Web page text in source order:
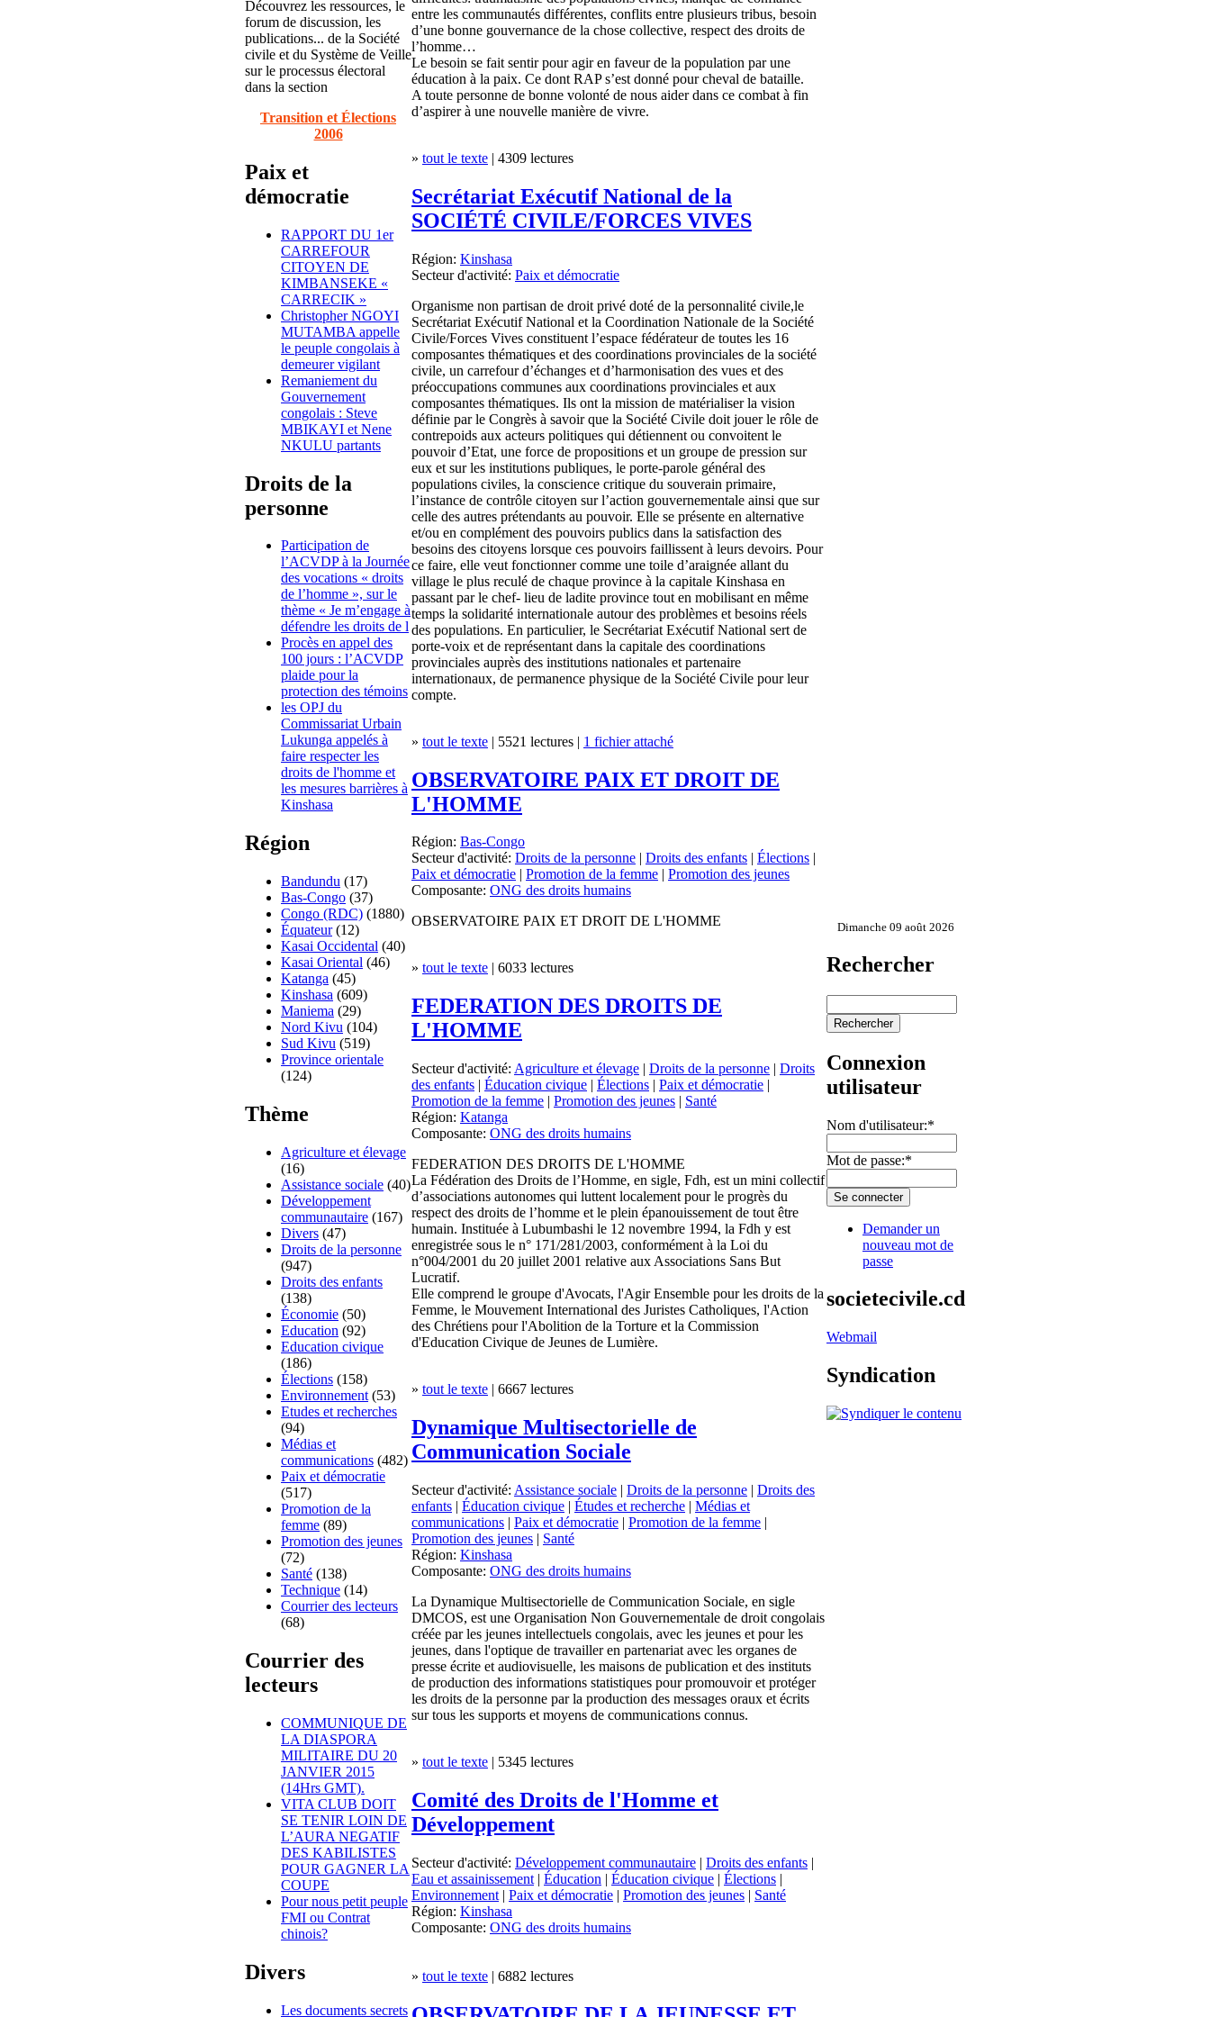
Découvrez les ressources, le
forum de discussion, les
publications... de la Société
civile et du Système de Veille
sur le processus électoral
dans la section
Transition et Élections
2006
Paix et
démocratie
RAPPORT DU 1er
CARREFOUR
CITOYEN DE
KIMBANSEKE «
CARRECIK »
Christopher NGOYI
MUTAMBA appelle
le peuple congolais à
demeurer vigilant
Remaniement du
Gouvernement
congolais : Steve
MBIKAYI et Nene
NKULU partants
Droits de la
personne
Participation de
l’ACVDP à la Journée
des vocations « droits
de l’homme », sur le
thème « Je m’engage à
défendre les droits de l
Procès en appel des
100 jours : l’ACVDP
plaide pour la
protection des témoins
les OPJ du
Commissariat Urbain
Lukunga appelés à
faire respecter les
droits de l'homme et
les mesures barrières à
Kinshasa
Région
Bandundu (17)
Bas-Congo (37)
Congo (RDC) (1880)
Équateur(12)
Kasai Occidental (40)
Kasai Oriental (46)
Katanga (45)
Kinshasa (609)
Maniema (29)
Nord Kivu (104)
Sud Kivu (519)
Province orientale
(124)
Thème
Agriculture et élevage
(16)
Assistance sociale (40)
Développement
communautaire (167)
Divers (47)
Droits de la personne
(947)
Droits des enfants
(138)
Économie (50)
Education (92)
Education civique
(186)
Élections (158)
Environnement (53)
Etudes et recherches
(94)
Médias et
communications (482)
Paix et démocratie
(517)
Promotion de la
femme (89)
Promotion des jeunes
(72)
Santé (138)
Technique (14)
Courrier des lecteurs
(68)
Courrier des
lecteurs
COMMUNIQUE DE
LA DIASPORA
MILITAIRE DU 20
JANVIER 2015
(14Hrs GMT).
VITA CLUB DOIT
SE TENIR LOIN DE
L’AURA NEGATIF
DES KABILISTES
POUR GAGNER LA
COUPE
Pour nous petit peuple
FMI ou Contrat
chinois?
Divers
Les documents secrets
entre les communautés différentes, conflits entre plusieurs tribus, besoin
d’une bonne gouvernance de la chose collective, respect des droits de
l’homme…
Le besoin se fait sentir pour agir en faveur de la population par une
éducation à la paix. Ce dont RAP s’est donné pour cheval de bataille.
A toute personne de bonne volonté de nous aider dans ce combat à fin
d’aspirer à une nouvelle manière de vivre.
» tout le texte | 4309 lectures
Secrétariat Exécutif National de la
SOCIÉTÉ CIVILE/FORCES VIVES
Région: Kinshasa
Secteur d'activité: Paix et démocratie
Organisme non partisan de droit privé doté de la personnalité civile,le
Secrétariat Exécutif National et la Coordination Nationale de la Société
Civile/Forces Vives constituent l’espace fédérateur de toutes les 16
composantes thématiques et des coordinations provinciales de la société
civile, un carrefour d’échanges et d’harmonisation des vues et des
préoccupations communes aux coordinations provinciales et aux
composantes thématiques. Ils ont la mission de matérialiser la vision
définie par le Congrès à savoir que la Société Civile doit jouer le rôle de
contrepoids aux acteurs politiques qui détiennent ou convoitent le
pouvoir d’Etat, une force de propositions et un groupe de pression sur
eux et sur les institutions publiques, le porte-parole général des
populations civiles, la conscience critique du souverain primaire,
l’instance de contrôle citoyen sur l’action gouvernementale ainsi que sur
celle des autres prétendants au pouvoir. Elle se présente en alternative
et/ou en complément des pouvoirs publics dans la satisfaction des
besoins des citoyens lorsque ces pouvoirs faillissent à leurs devoirs. Pour
ce faire, elle veut fonctionner comme une toile d’araignée allant du
village le plus reculé de chaque province à la capitale Kinshasa en
passant par le chef- lieu de ladite province tout en mobilisant en même
temps la solidarité internationale autour des problèmes et besoins réels
des populations. En particulier, le Secrétariat Exécutif National sert de
porte-voix et de représentant dans la capitale des coordinations
provinciales auprès des institutions nationales et partenaire
internationaux, de permanence physique de la Société Civile pour leur
compte.
» tout le texte | 5521 lectures | 1 fichier attaché
OBSERVATOIRE PAIX ET DROIT DE
L'HOMME
Région: Bas-Congo
Secteur d'activité: Droits de la personne | Droits des enfants | Élections |
Paix et démocratie | Promotion de la femme | Promotion des jeunes
Composante: ONG des droits humains
OBSERVATOIRE PAIX ET DROIT DE L'HOMME
» tout le texte | 6033 lectures
FEDERATION DES DROITS DE
L'HOMME
Secteur d'activité: Agriculture et élevage | Droits de la personne | Droits
des enfants | Éducation civique | Élections | Paix et démocratie |
Promotion de la femme | Promotion des jeunes | Santé
Région: Katanga
Composante: ONG des droits humains
FEDERATION DES DROITS DE L'HOMME
La Fédération des Droits de l’Homme, en sigle, Fdh, est un mini collectif
d’associations autonomes qui luttent localement pour le progrès du
respect des droits de l’homme et le plein épanouissement de tout être
humain. Instituée à Lubumbashi le 12 novembre 1994, la Fdh y est
enregistrée sous le n° 171/281/2003, conformément à la Loi du
n°004/2001 du 20 juillet 2001 relative aux Associations Sans But
Lucratif.
Elle comprend le groupe d'Avocats, l'Agir Ensemble pour les droits de la
Femme, le Mouvement International des Juristes Catholiques, l'Action
des Chrétiens pour l'Abolition de la Torture et la Commission
d'Education Civique de Jeunes de Lumière.
» tout le texte | 6667 lectures
Dynamique Multisectorielle de
Communication Sociale
Secteur d'activité: Assistance sociale | Droits de la personne | Droits des
enfants | Éducation civique | Études et recherche | Médias et
communications | Paix et démocratie | Promotion de la femme |
Promotion des jeunes | Santé
Région: Kinshasa
Composante: ONG des droits humains
La Dynamique Multisectorielle de Communication Sociale, en sigle
DMCOS, est une Organisation Non Gouvernementale de droit congolais
créée par les jeunes intellectuels congolais, avec les jeunes et pour les
jeunes, dans l'optique de travailler en partenariat avec les organes de
presse écrite et audiovisuelle, les maisons de publication et des instituts
de production des informations statistiques pour promouvoir et protéger
les droits de la personne par la production des messages oraux et écrits
sur tous les supports et moyens de communications connus.
» tout le texte | 5345 lectures
Comité des Droits de l'Homme et
Développement
Secteur d'activité: Développement communautaire | Droits des enfants |
Eau et assainissement | Éducation | Éducation civique | Élections |
Environnement | Paix et démocratie | Promotion des jeunes | Santé
Région: Kinshasa
Composante: ONG des droits humains
» tout le texte | 6882 lectures
Dimanche 09 août 2026
Rechercher
Connexion
utilisateur
Nom d'utilisateur:*
Mot de passe:*
Demander un
nouveau mot de
passe
societecivile.cd
Webmail
Syndication